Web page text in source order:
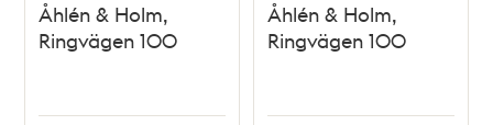
Åhlén & Holm,
Ringvägen 100
Åhlén & Holm,
Ringvägen 100